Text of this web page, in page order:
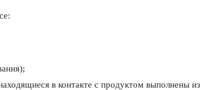
в контакте с продуктом выполнены из